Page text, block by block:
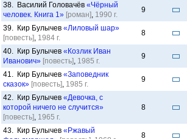
38. Василий Головачёв «Чёрный
человек. Книга 1» [роман], 1990 г.
9
39. Кир Булычев «Лиловый шар»
[повесть], 1984 г.
8
40. Кир Булычев «Козлик Иван
Иванович» [повесть], 1985 г.
9
41. Кир Булычев «Заповедник
сказок» [повесть], 1985 г.
9
42. Кир Булычев «Девочка, с
которой ничего не случится»
[повесть], 1965 г.
8
43. Кир Булычев «Ржавый
8